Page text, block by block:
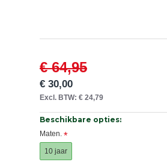
€ 30,00
€ 64,95
Excl. BTW: € 24,79
Beschikbare opties:
Maten.
10 jaar